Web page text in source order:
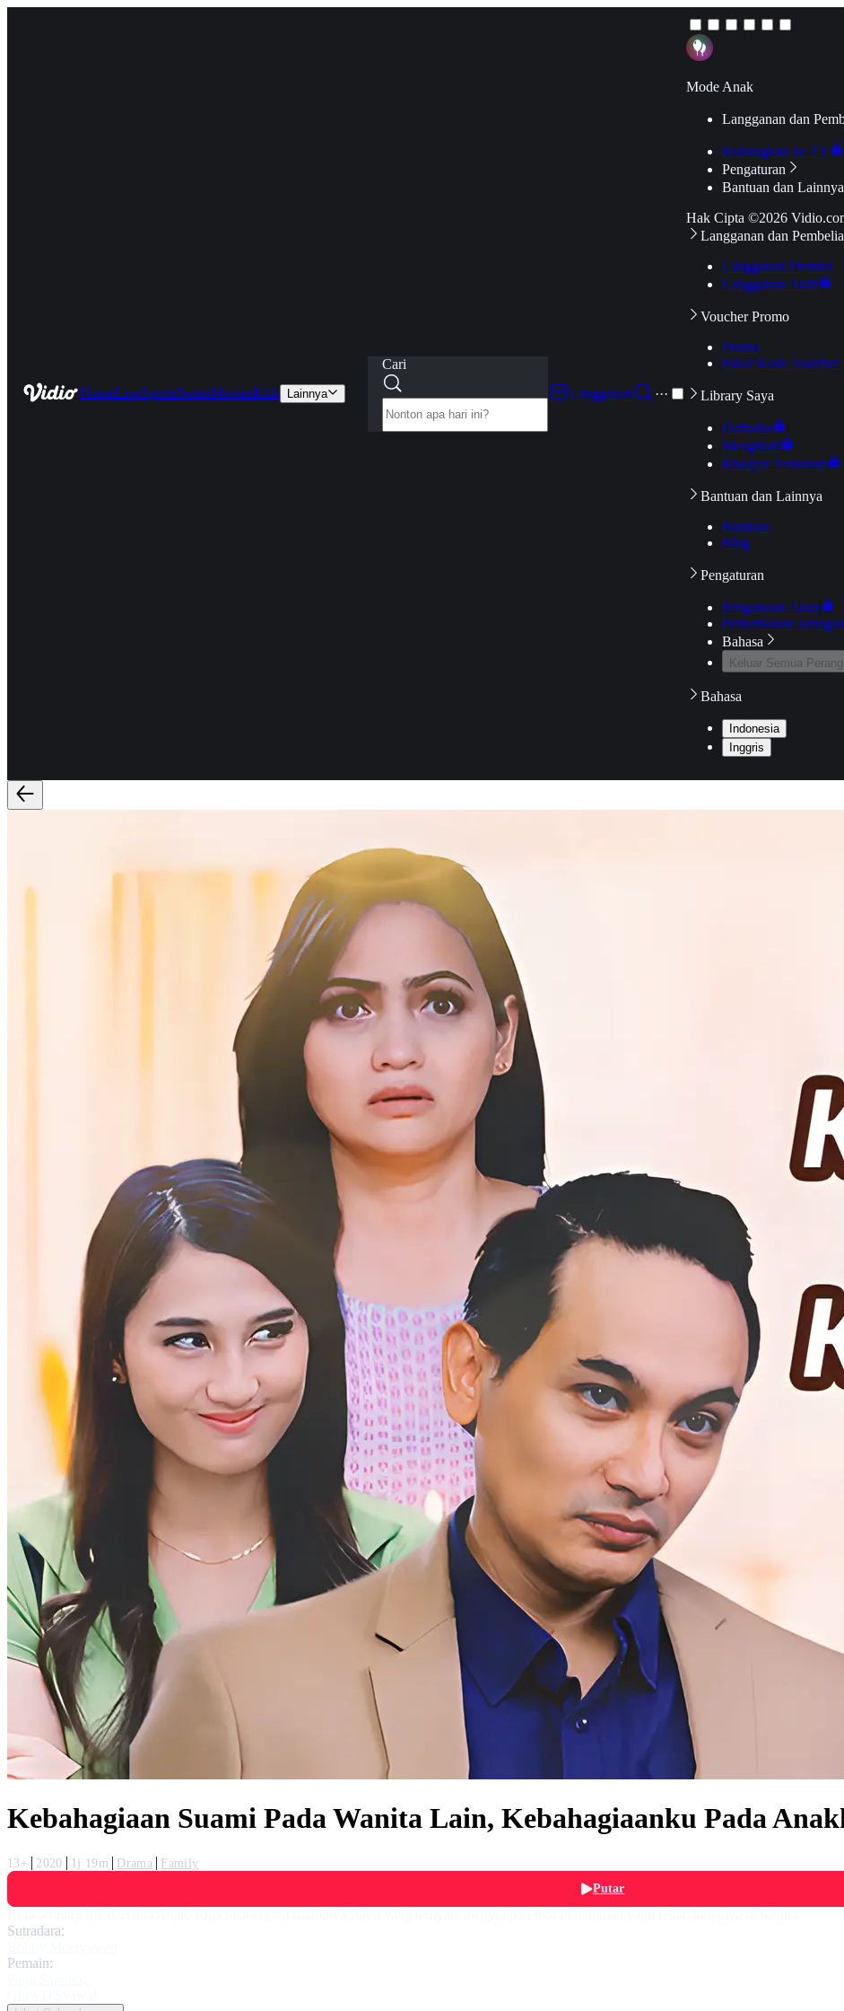
HomeLiveSportsSeriesMoviesKids Lainnya
Cari
Langganan
···
Mode Anak
Langganan dan
Hubungkan ke TV
Pengaturan
Bantuan dan Lainnya
Hak Cipta ©2026
Langganan dan
Langganan Premier
Langganan Aktif
Voucher Promo
Promo
Pakai Kode Voucher
Library Saya
Daftarku
Mengikuti
Riwayat Tontonan
Bantuan dan Lainnya
Bantuan
Blog
Pengaturan
Pengaturan Akun
Pemeriksaan Jaringan
Bahasa
Keluar Semua
Bahasa
Indonesia
Inggris
Kebahagiaan Suami Pada Wanita Lain, Kebahagiaanku Pada
13+ 2020 1j 19m Drama
Family
Putar
Sutradara:
Pemain: